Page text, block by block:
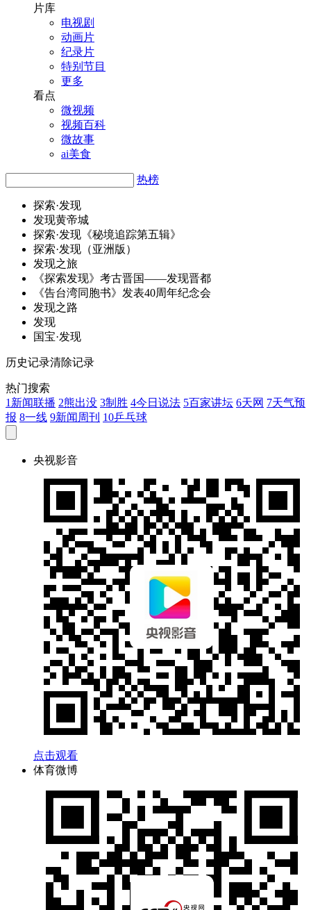
片库
电视剧
动画片
纪录片
特别节目
更多
看点
微视频
视频百科
微故事
ai美食
热榜
探索·发现
发现黄帝城
探索·发现《秘境追踪第五辑》
探索·发现（亚洲版）
发现之旅
《探索发现》考古晋国——发现晋都
《告台湾同胞书》 发表40周年纪念会
发现之路
发现
国宝·发现
历史记录清除记录
热门搜索
1 新闻联播 2熊出没 3制胜 4今日说法 5百家讲坛 6天网 7天气预
报 8一线 9新闻周刊 10乒乓球
央视影音
点击观看
体育微博